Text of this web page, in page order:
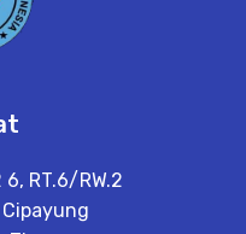
RT.6/RW.2